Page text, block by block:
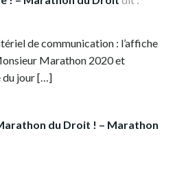
de communication : l’affiche
Marathon 2020 et
du jour […]
du Droit ! – Marathon